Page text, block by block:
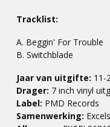
Tracklist:
A. Beggin' For Trouble
B. Switchblade
Jaar van uitgifte: 11-
Drager: 7 inch vinyl
Label: PMD Records
Samenwerking: